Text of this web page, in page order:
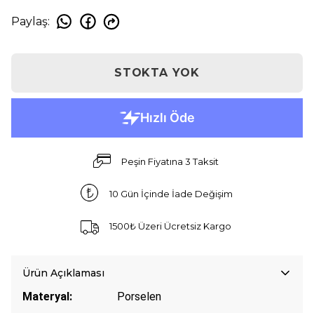
Paylaş:
STOKTA YOK
Peşin Fiyatına 3 Taksit
10 Gün İçinde İade Değişim
1500₺ Üzeri Ücretsiz Kargo
Ürün Açıklaması
Materyal: Porselen